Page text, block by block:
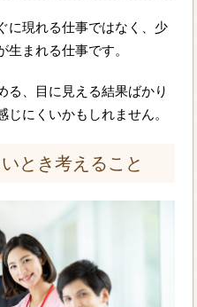
に現れる仕事ではなく、少
生まれる仕事です。
る、目に見える結果ばかり
にくいかもしれません。
とき考えること